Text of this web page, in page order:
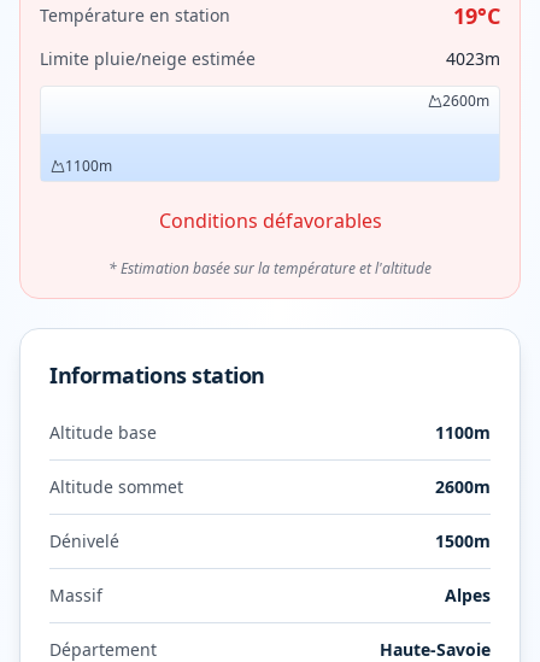
Température en station 19°C
Limite pluie/neige estimée 4023m
1100m
2600m
Conditions défavorables
* Estimation basée sur la température et l'altitude
Informations station
Altitude base 1100m
Altitude sommet 2600m
Dénivelé 1500m
Massif Alpes
Département Haute-Savoie